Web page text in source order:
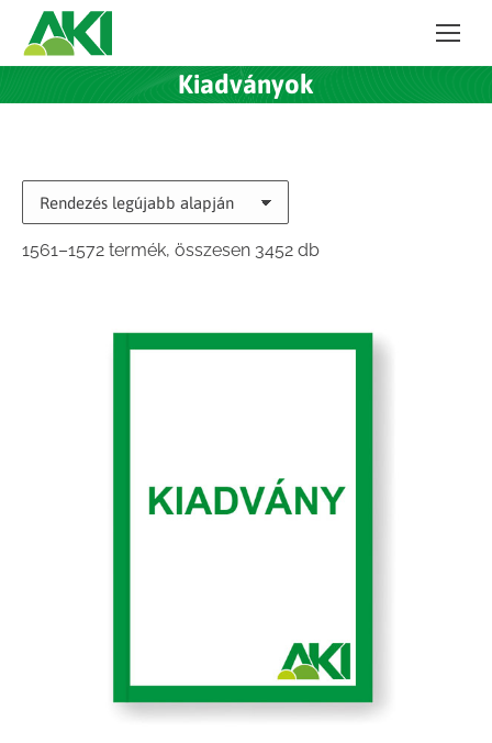
Kiadványok
1561–1572 termék, összesen 3452 dbSorted